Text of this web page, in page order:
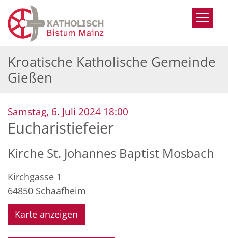
Zum Inhalt springen
Kroatische Katholische Gemeinde
Gießen
Samstag, 6. Juli 2024 18:00
Eucharistiefeier
Kirche St. Johannes Baptist Mosbach
Kirchgasse 1
64850 Schaafheim
Karte anzeigen